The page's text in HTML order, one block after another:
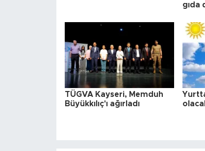
gıda
TÜGVA Kayseri, Memduh
Büyükkılıç'ı ağırladı